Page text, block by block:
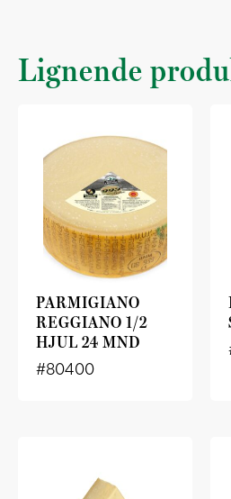
Lignende
PARMIGIANO
REGGIANO 1/2
HJUL 24 MND
#80400